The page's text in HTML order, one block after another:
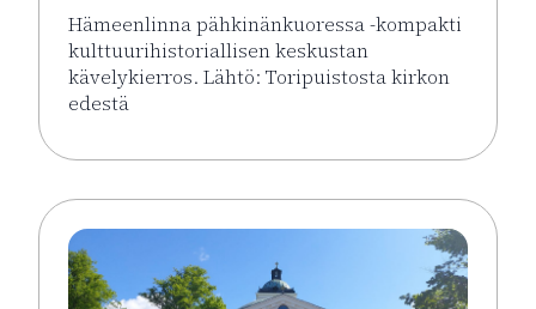
Hämeenlinna pähkinänkuoressa -kompakti
kulttuurihistoriallisen keskustan
kävelykierros. Lähtö: Toripuistosta kirkon
edestä
Lue lisää tapahtumasta Hämeenlinna